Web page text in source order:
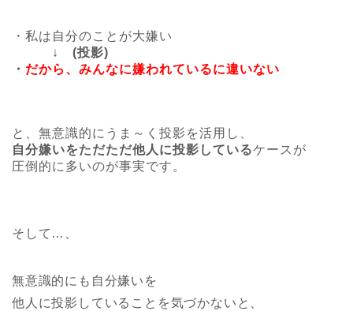
・私は自分のことが大嫌い
↓ (投影)
・ だから、みんなに嫌われているに違いない
と、無意識的にうま～く投影を活用し、
自分嫌いをただただ他人に投影しているケースが
圧倒的に多いのが事実です。
そして…、
無意識的にも自分嫌いを
他人に投影していることを気づかないと、